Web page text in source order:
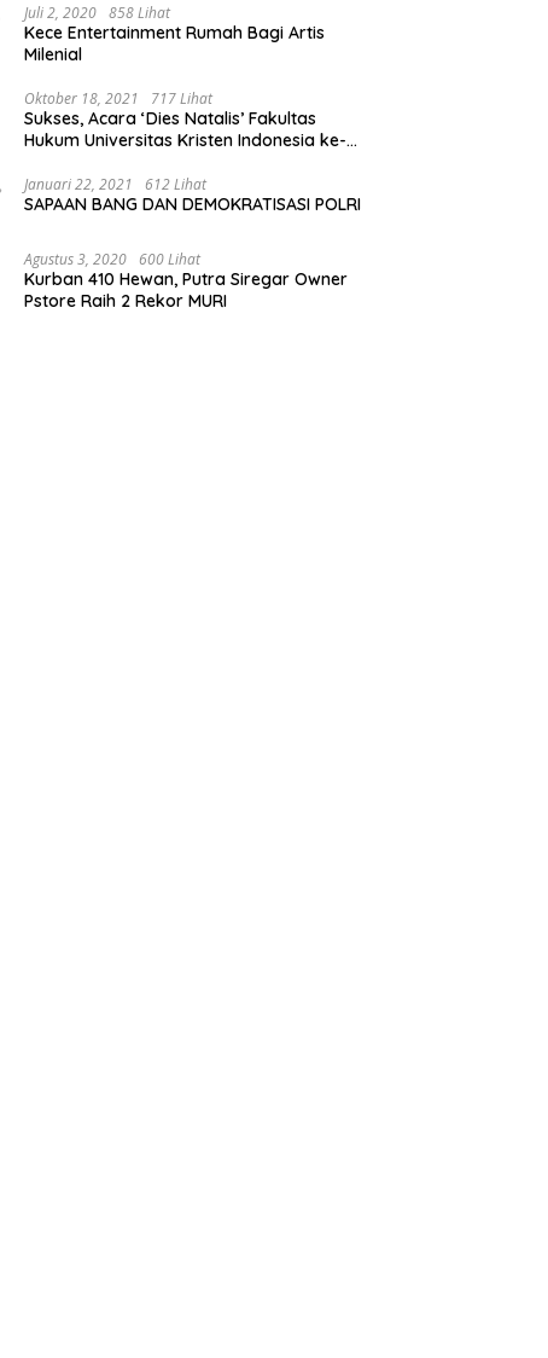
Juli 2, 2020 858 Lihat
Kece Entertainment Rumah Bagi Artis
Milenial
Oktober 18, 2021 717 Lihat
Sukses, Acara ‘Dies Natalis’ Fakultas
Hukum Universitas Kristen Indonesia ke-
Januari 22, 2021 612 Lihat
SAPAAN BANG DAN DEMOKRATISASI POLRI
Agustus 3, 2020 600 Lihat
Kurban 410 Hewan, Putra Siregar Owner
Pstore Raih 2 Rekor MURI